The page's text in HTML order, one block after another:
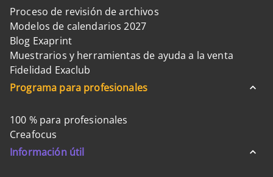
Proceso de revisión de archivos
Modelos de calendarios 2027
Blog Exaprint
Muestrarios y herramientas de ayuda a la venta
Fidelidad Exaclub
Programa para profesionales
100 % para profesionales
Creafocus
Información útil